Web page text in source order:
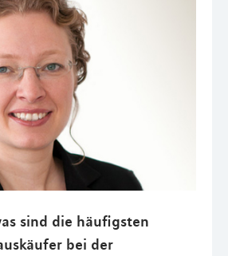
sind die häufigsten
bei der